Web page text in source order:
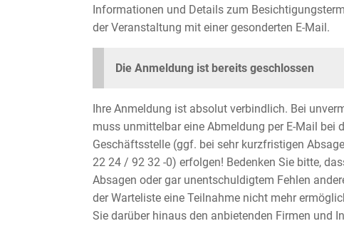
Informationen und Details zum
der Veranstaltung mit einer gesonderten E-Mail.
Die Anmeldung ist bereits geschlossen
Ihre Anmeldung ist absolut verbindlich. Bei
muss unmittelbar eine Abmeldung per E-Mail bei
Geschäftsstelle (ggf. bei sehr kurzfristigen
22 24 / 92 32 -0) erfolgen! Bedenken Sie bitte,
Absagen oder gar unentschuldigtem Fehlen
der Warteliste eine Teilnahme nicht mehr
Sie darüber hinaus den anbietenden Firmen und